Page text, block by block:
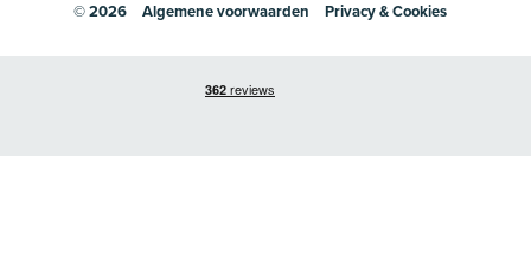
© 2026 Algemene voorwaarden Privacy & Cookies